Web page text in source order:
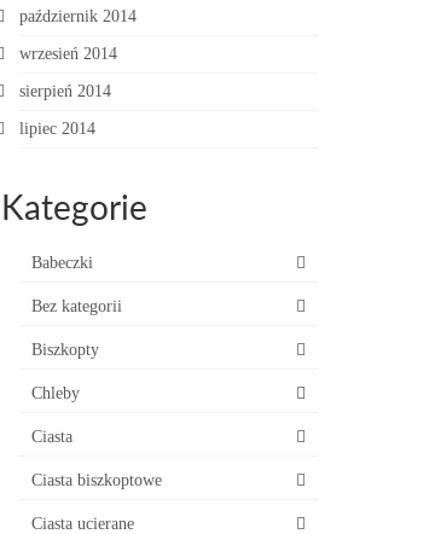
październik 2014
wrzesień 2014
sierpień 2014
lipiec 2014
Kategorie
Babeczki
Bez kategorii
Biszkopty
Chleby
Ciasta
Ciasta biszkoptowe
Ciasta ucierane